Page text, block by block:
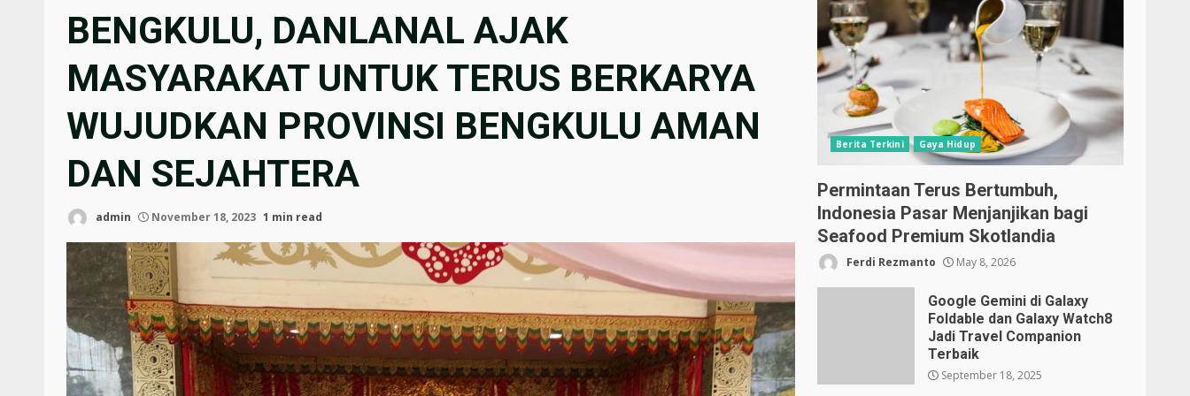
BENGKULU, DANLANAL AJAK
MASYARAKAT UNTUK TERUS BERKARYA
WUJUDKAN PROVINSI BENGKULU AMAN
DAN SEJAHTERA
admin November 18, 2023 1 min read
Berita Terkini Gaya Hidup
Permintaan Terus Bertumbuh,
Indonesia Pasar Menjanjikan bagi
Seafood Premium Skotlandia
Ferdi Rezmanto May 8, 2026
Google Gemini di Galaxy
Foldable dan Galaxy Watch8
Jadi Travel Companion
Terbaik
September 18, 2025